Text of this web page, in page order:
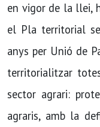
en vigor de la llei,
el Pla territorial
anys per Unió de
territorialitzar
sector agrari:
agraris, amb la